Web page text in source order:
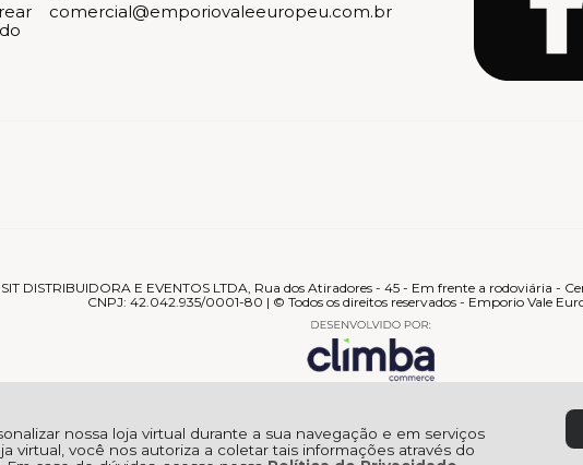
nossa loja virtual durante a sua navegação e em serviços
virtual, você nos autoriza a coletar tais informações através do
comercial@emporiovaleeuropeu.com.br
DISTRIBUIDORA E EVENTOS LTDA, Rua dos Atiradores - 45 - Em frente a rodoviária -
CNPJ: 42.042.935/0001-80 | © Todos os direitos reservados - Emporio Vale